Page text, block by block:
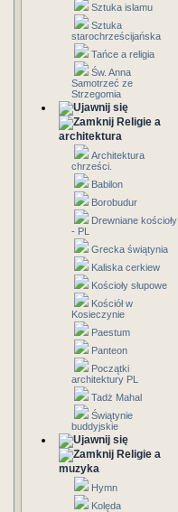
Sztuka islamu
Sztuka
starochrześcijańska
Tańce a religia
Św. Anna
Samotrzeć ze
Strzegomia
Religie a
architektura
Architektura
chrześci.
Babilon
Borobudur
Drewniane kościoły
- PL
Grecka świątynia
Kaliska cerkiew
Kościoły słupowe
Kościół w
Kosieczynie
Paestum
Panteon
Początki
architektury PL
Tadż Mahal
Świątynie
buddyjskie
Religie a
muzyka
Hymn
Kolęda